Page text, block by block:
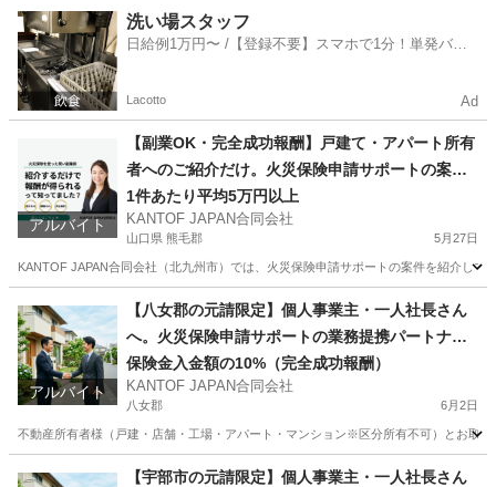
大分 由布市 その他 スタッフ
洗い場スタッフ
日給例1万円〜 /【登録不要】スマホで1分！単発バイ
Lacotto Ad
アルバイト
【副業OK・完全成功報酬】戸建て・アパート所有
者へのご紹介だけ。火災保険申請サポートの案件
紹介スタッフ募集（福岡・大分・佐賀・山口）
1件あたり平均5万円以上
KANTOF JAPAN合同会社
山口県 熊毛郡 5月27日
KANTOF JAPAN合同会社（北九州市）では、火災保険申請サポートの案件を紹介し
その他 スタッフ
アルバイト
【八女郡の元請限定】個人事業主・一人社長さん
へ。火災保険申請サポートの業務提携パートナー
募集
保険金入金額の10%（完全成功報酬）
KANTOF JAPAN合同会社
八女郡 6月2日
不動産所有者様（戸建・店舗・工場・アパート・マンション※区分所有不可）とお取
その他 火災保険
【宇部市の元請限定】個人事業主・一人社長さん